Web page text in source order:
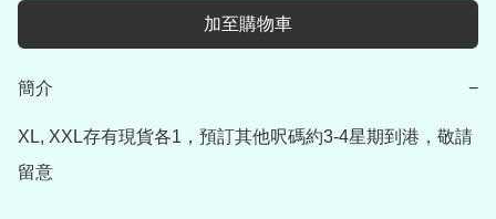
加至購物車
簡介 −
XL, XXL存有現貨各1，預訂其他呎碼約3-4星期到港，敬請
留意